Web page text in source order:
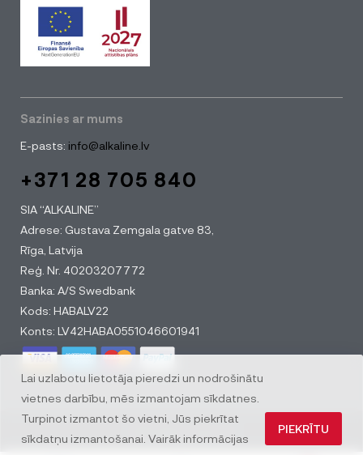
Lai uzlabotu lietotāja pieredzi un nodrošinātu
vietnes darbību, mēs izmantojam sīkdatnes.
Turpinot izmantot šo vietni, Jūs piekrītat
sīkdatņu izmantošanai. Vairāk informācijas
PIEKRĪTU
Sazinies ar mums
E-pasts: info@alkaline.lv
+371 28 705 840
SIA “ALKALINE”
Adrese: Gustava Zemgala gatve 83,
Rīga, Latvija
Reģ. Nr. 40203207772
Banka: A/S Swedbank
Kods: HABALV22
Konts: LV42HABA0551046601941